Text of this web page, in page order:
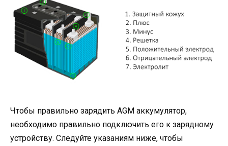
Чтобы правильно зарядить AGM аккумулятор,
необходимо правильно подключить его к зарядному
устройству. Следуйте указаниям ниже, чтобы